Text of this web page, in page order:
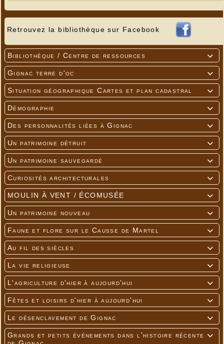
Retrouvez la bibliothèque sur Facebook

Bibliothèque / Centre de ressources

Gignac terre d'oc

Situation géographique Cartes et plan cadastral

Démographie

Des personnalités liées à Gignac

Un patrimoine détruit

Un patrimoine sauvegardé

Curiosités architecturales

MOULIN À VENT / ÉCOMUSÉE

Un patrimoine nouveau

Faune et flore sur le Causse de Martel

Au fil des siècles

La vie religieuse

L'agriculture d'hier à aujourd'hui

Fêtes et loisirs d'hier à aujourd'hui

Le désenclavement de Gignac

Grands et petits événements dans l'histoire récente